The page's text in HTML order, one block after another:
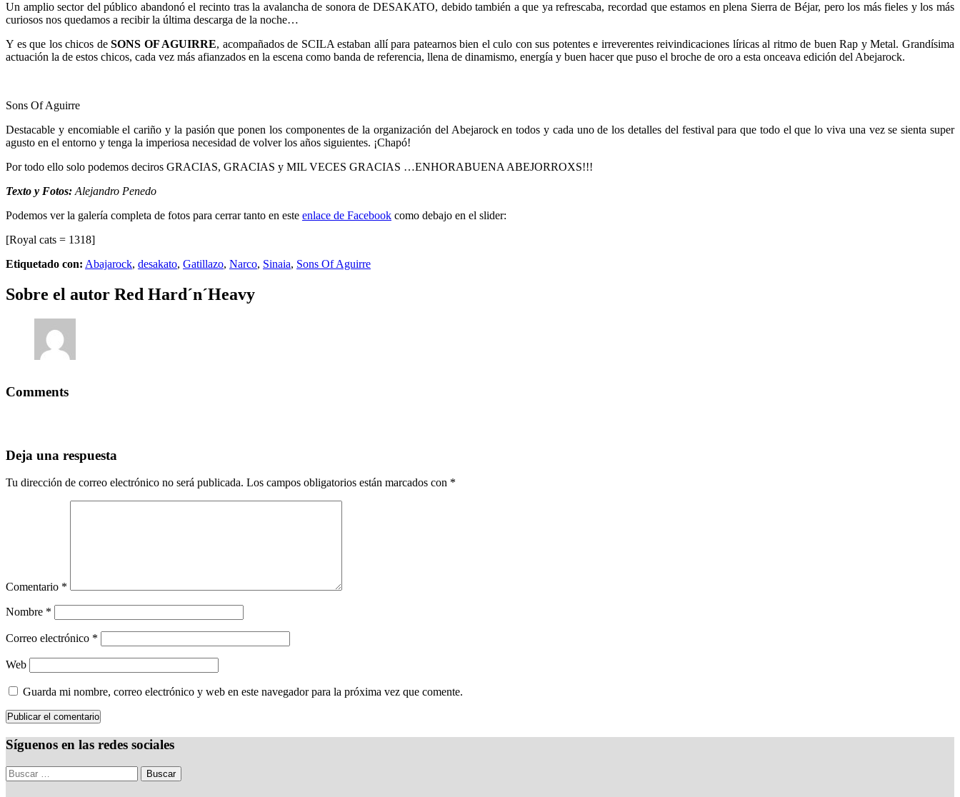
Un amplio sector del público abandonó el recinto tras la avalancha de sonora de DESAKATO, debido también a que ya refrescaba, recordad que estamos en plena Sierra de Béjar, pero los más fieles y los más
curiosos nos quedamos a recibir la última descarga de la noche…
Y es que los chicos deSONS OF AGUIRRE, acompañados de SCILA estaban allí para patearnos bien el culo con sus potentes e irreverentes reivindicaciones líricas al ritmo de buen Rap y Metal. Grandísima
actuación la de estos chicos, cada vez más afianzados en la escena como banda de referencia, llena de dinamismo, energía y buen hacer que puso el broche de oro a esta onceava edición del Abejarock.
Sons Of Aguirre
Destacable y encomiable el cariño y la pasión que ponen los componentes de la organización del Abejarock en todos y cada uno de los detalles del festival para que todo el que lo viva una vez se sienta super
agusto en el entorno y tenga la imperiosa necesidad de volver los años siguientes. ¡Chapó!
Por todo ello solo podemos deciros GRACIAS, GRACIAS y MIL VECES GRACIAS …ENHORABUENA ABEJORROXS!!!
Texto y Fotos: Alejandro Penedo
Podemos ver la galería completa de fotos para cerrar tanto en este enlace de Facebook como debajo en el slider:
[Royal cats = 1318]
Etiquetado con: Abajarock, desakato, Gatillazo, Narco, Sinaia, Sons Of Aguirre
Sobre el autor Red Hard´n´Heavy
Comments
Deja una respuesta
Tu dirección de correo electrónico no será publicada. Los campos obligatorios están marcados con *
Comentario *
Nombre *
Correo electrónico *
Web
Guarda mi nombre, correo electrónico y web en este navegador para la próxima vez que comente.
Síguenos en las redes sociales